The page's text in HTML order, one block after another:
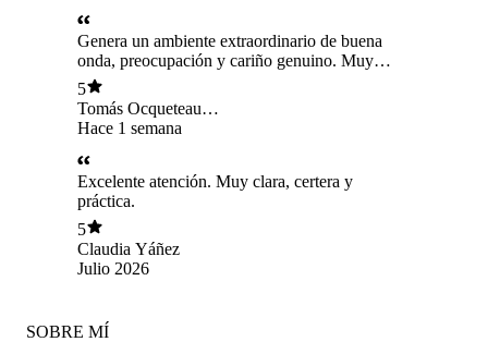
Genera un ambiente extraordinario de buena
onda, preocupación y cariño genuino. Muy
alegre y buena en lo que hace, da frutos!!
5
Tomás Ocqueteau
Tacchini
Hace 1 semana
Excelente atención. Muy clara, certera y
práctica.
5
Claudia Yáñez
Julio 2026
SOBRE MÍ